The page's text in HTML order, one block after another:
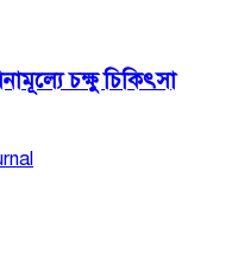
চক্ষু চিকিৎসা